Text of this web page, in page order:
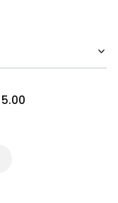
5.00